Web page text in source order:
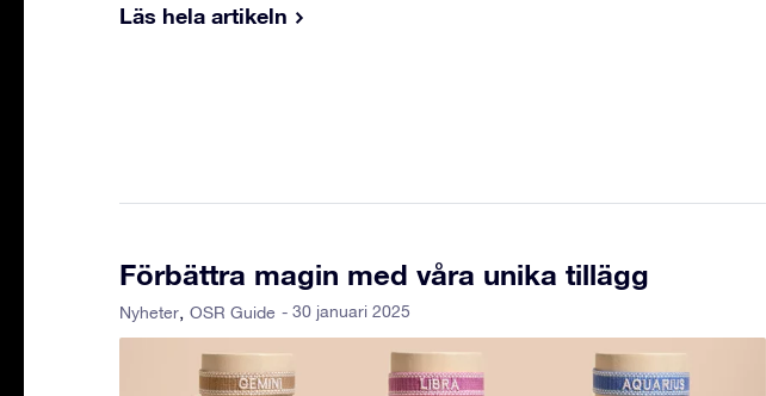
Läs hela artikeln
Förbättra magin med våra unika tillägg
Nyheter OSR Guide - 30 januari 2025